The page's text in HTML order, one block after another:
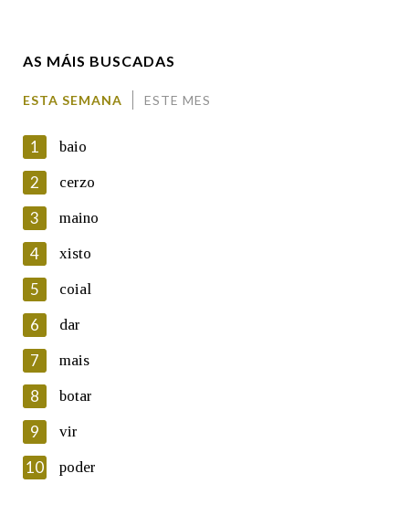
En cumprimento da normativa vixente en materia de
Protección de Datos de Carácter Persoal, a Real Academia
Galega informa a aqueles usuarios que faciliten o seu correo
electrónico, así como calquera outra información de carácter
persoal, que estes datos serán obxecto de tratamento
automatizado de carácter confidencial e incorporados aos seus
ficheiros informáticos. Así mesmo, os usuarios poderán exercer o
seu dereito de acceso, rectificación, oposición e cancelación dos
seus datos poñéndose en contacto connosco.
Lin e acepto as condicións da política de
Introduce o código que aparece na imaxe:
AS MÁIS BUSCADAS
ESTA SEMANA ESTE MES
1 baio
2 cerzo
3 maino
4 xisto
5 coial
6 dar
7 mais
8 botar
9 vir
10 poder